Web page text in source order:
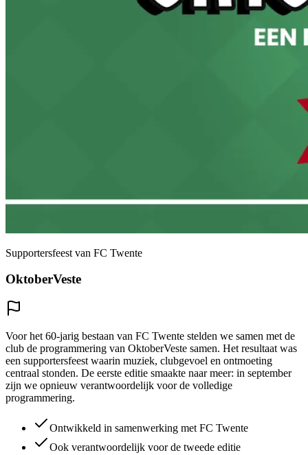
Supportersfeest van FC Twente
OktoberVeste
Voor het 60-jarig bestaan van FC Twente stelden we samen met de
club de programmering van OktoberVeste samen. Het resultaat was
een supportersfeest waarin muziek, clubgevoel en ontmoeting
centraal stonden. De eerste editie smaakte naar meer: in september
zijn we opnieuw verantwoordelijk voor de volledige
programmering.
Ontwikkeld in samenwerking met FC Twente
Ook verantwoordelijk voor de tweede editie